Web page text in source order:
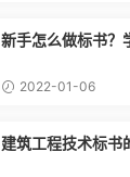
新手怎么做标书？
2022-01-06
建筑工程技术标书